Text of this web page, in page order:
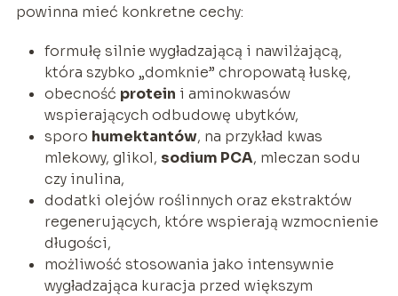
powinna mieć konkretne cechy:
formułę silnie wygładzającą i nawilżającą,
która szybko „domknie” chropowatą łuskę,
obecność protein i aminokwasów
wspierających odbudowę ubytków,
sporo humektantów, na przykład kwas
mlekowy, glikol, sodium PCA, mleczan sodu
czy inulina,
dodatki olejów roślinnych oraz ekstraktów
regenerujących, które wspierają wzmocnienie
długości,
możliwość stosowania jako intensywnie
wygładzająca kuracja przed większym